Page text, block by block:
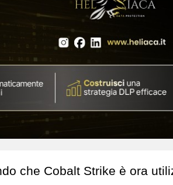
che Cobalt Strike è ora